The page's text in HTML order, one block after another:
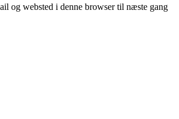
og websted i denne browser til næste gang